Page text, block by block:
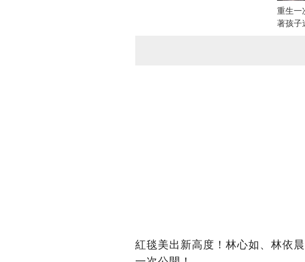
重生一
著孩子
紅毯美出新高度！林心如、林依